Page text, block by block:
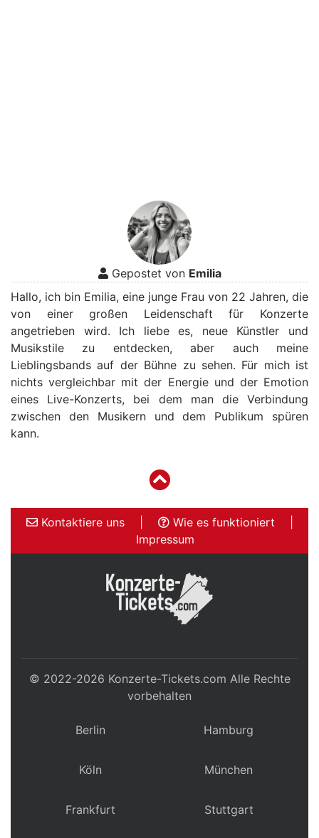
Gepostet von Emilia
Hallo, ich bin Emilia, eine junge Frau von 22 Jahren, die
von einer großen Leidenschaft für Konzerte
angetrieben wird. Ich liebe es, neue Künstler und
Musikstile zu entdecken, aber auch meine
Lieblingsbands auf der Bühne zu sehen. Für mich ist
nichts vergleichbar mit der Energie und der Emotion
eines Live-Konzerts, bei dem man die Verbindung
zwischen den Musikern und dem Publikum spüren
kann.
Kontaktiere uns Wie es funktioniert
Impressum
© 2022-2026 Konzerte-Tickets.com Alle Rechte
vorbehalten
Berlin Hamburg
Köln München
Frankfurt Stuttgart